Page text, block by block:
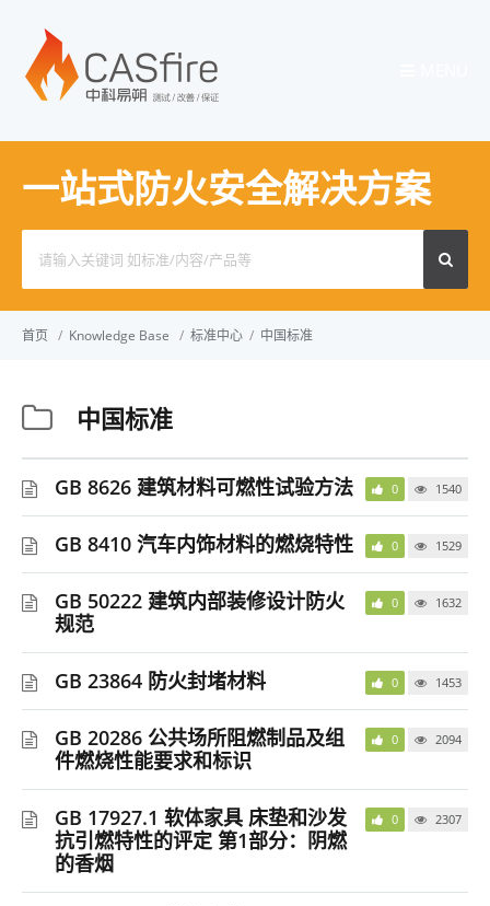
一站式防火安全解决方案
for:
首页 / Knowledge Base / 标准中心 / 中国标准
中国标准
GB 8626 建筑材料可燃性试验方法 0 1540
GB 8410 汽车内饰材料的燃烧特性 0 1529
GB 50222 建筑内部装修设计防火
规范
0 1632
GB 23864 防火封堵材料 0 1453
GB 20286 公共场所阻燃制品及组
件燃烧性能要求和标识
0 2094
GB 17927.1 软体家具 床垫和沙发
抗引燃特性的评定 第1部分：阴燃
的香烟
0 2307